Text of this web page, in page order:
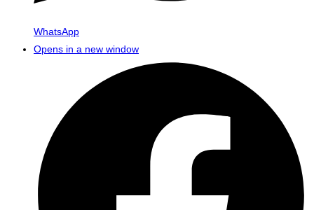
WhatsApp
Opens in a new window